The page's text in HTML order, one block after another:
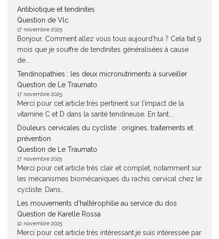
Antibiotique et tendinites
Question de Vlc
17 novembre 2025
Bonjour, Comment allez vous tous aujourd'hui ? Cela fait 9
mois que je souffre de tendinites généralisées à cause
de...
Tendinopathies : les deux micronutriments à surveiller
Question de Le Traumato
17 novembre 2025
Merci pour cet article très pertinent sur l’impact de la
vitamine C et D dans la santé tendineuse. En tant...
Douleurs cervicales du cycliste : origines, traitements et
prévention
Question de Le Traumato
17 novembre 2025
Merci pour cet article très clair et complet, notamment sur
les mécanismes biomécaniques du rachis cervical chez le
cycliste. Dans...
Les mouvements d’haltérophilie au service du dos
Question de Karelle Rossa
12 novembre 2025
Merci pour cet article très intéressant.je suis intéressée par